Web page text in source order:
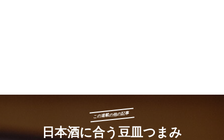
この連載の他の記事
日本酒に合う豆皿つまみ